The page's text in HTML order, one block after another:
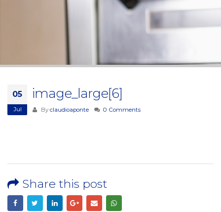
05
Jul
image_large[6]
By claudioaponte 0 Comments
Share this post